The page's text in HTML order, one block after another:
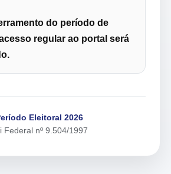
do período de
regular ao portal será
Eleitoral 2026
Federal nº 9.504/1997